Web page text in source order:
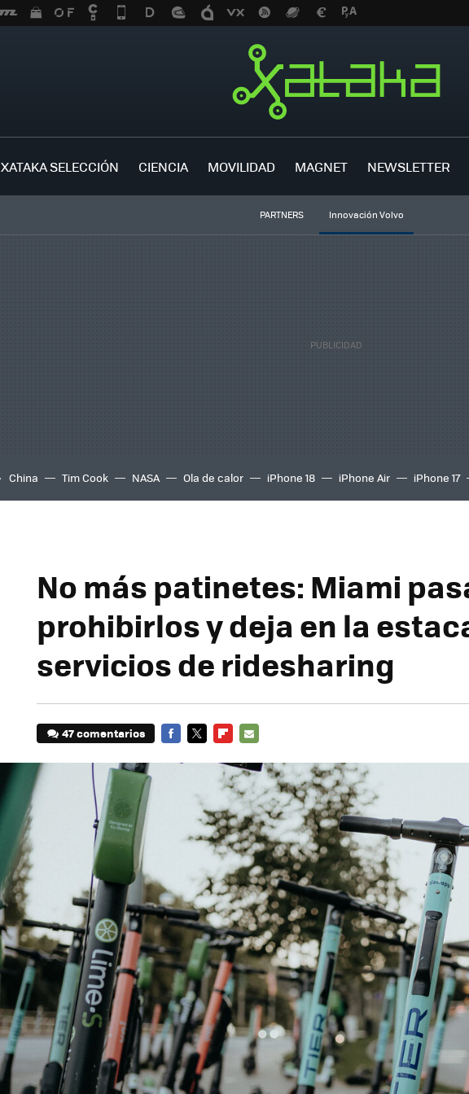
XATAKA SELECCIÓN CIENCIA MOVILIDAD MAGNET NEWSLETTER
PARTNERS Innovación Volvo
China Tim Cook NASA Ola de calor iPhone 18 iPhone Air iPhone 17
No más patinetes: Miami
prohibirlos y deja en la
servicios de ridesharing
47 comentarios
MAIL